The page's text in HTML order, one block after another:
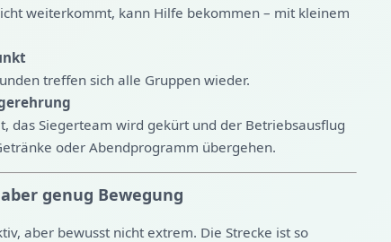
weiterkommt, kann Hilfe bekommen – mit kleinem
treffen sich alle Gruppen wieder.
das Siegerteam wird gekürt und der Betriebsausflug
oder Abendprogramm übergehen.
genug Bewegung
aber bewusst nicht extrem. Die Strecke ist so